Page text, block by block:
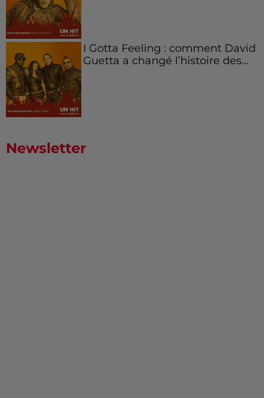
I Gotta Feeling : comment David
Guetta a changé l’histoire des...
Newsletter